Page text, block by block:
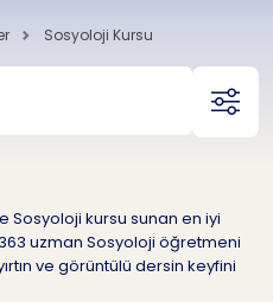
Sosyoloji Kursu
Sosyoloji kursu sunan en iyi
uzman Sosyoloji öğretmeni
ve görüntülü dersin keyfini